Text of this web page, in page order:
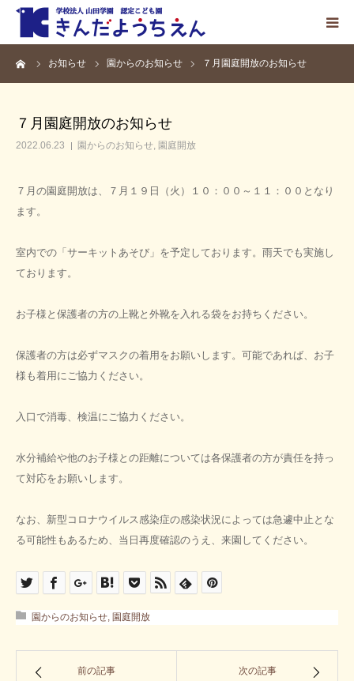
お知らせ 園からのお知らせ ７月園庭開放のお知らせ
７月園庭開放のお知らせ
2022.06.23 園からのお知らせ, 園庭開放
７月の園庭開放は、７月１９日（火）１０：００～１１：００となり
ます。
室内での「サーキットあそび」を予定しております。雨天でも実施し
ております。
お子様と保護者の方の上靴と外靴を入れる袋をお持ちください。
保護者の方は必ずマスクの着用をお願いします。可能であれば、お子
様も着用にご協力ください。
入口で消毒、検温にご協力ください。
水分補給や他のお子様との距離については各保護者の方が責任を持っ
て対応をお願いします。
なお、新型コロナウイルス感染症の感染状況によっては急遽中止とな
る可能性もあるため、当日再度確認のうえ、来園してください。
園からのお知らせ, 園庭開放
前の記事 次の記事
ホーム
お知らせ